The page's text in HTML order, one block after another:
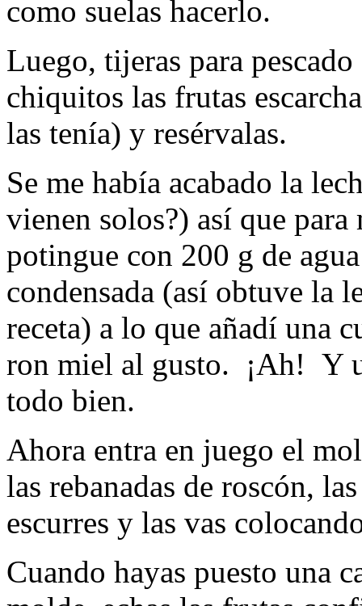
como suelas hacerlo.
Luego, tijeras para
chiquitos las frutas
las tenía) y resérvalas.
Se me había acabado la
vienen solos?) así que
potingue con 200 g de
condensada (así obtuve la
receta) a lo que añadí una
ron miel al gusto. ¡Ah! Y
todo bien.
Ahora entra en juego el
las rebanadas de roscón,
escurres y las vas
Cuando hayas puesto una